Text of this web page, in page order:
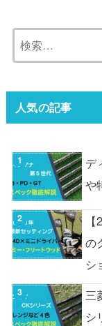
人気の記事
デ
や
の
シ
三
シ